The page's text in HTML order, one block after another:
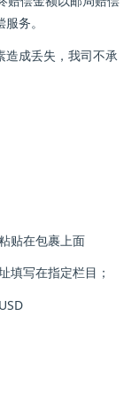
务。
造成丢失，我司不承
贴在包裹上面
填写在指定栏目；